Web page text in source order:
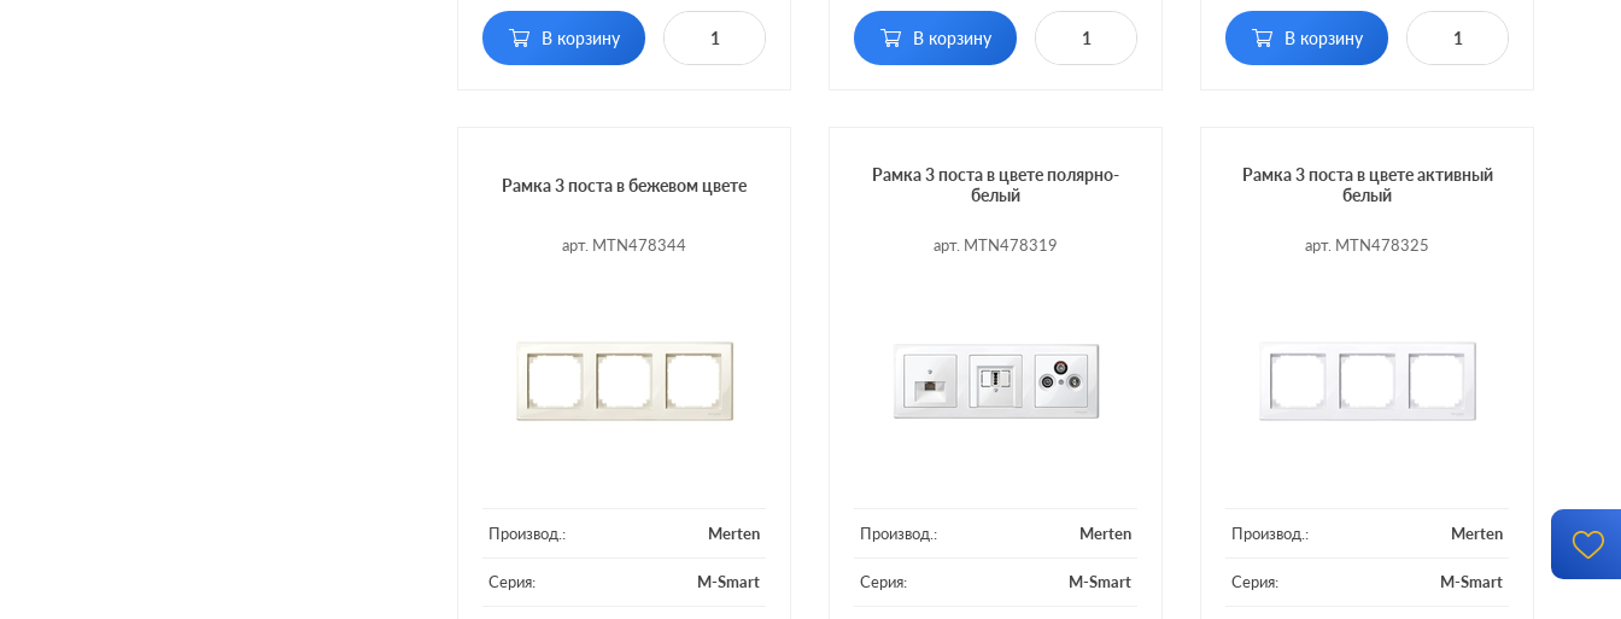
В корзину В корзину В корзину
Рамка 3 поста в бежевом цвете
арт. MTN478344
Производ.: Merten
Серия: M-Smart
Рамка 3 поста в цвете полярно-
белый
арт. MTN478319
Производ.: Merten
Серия: M-Smart
Рамка 3 поста в цвете активный
белый
арт. MTN478325
Производ.: Merten
Серия: M-Smart